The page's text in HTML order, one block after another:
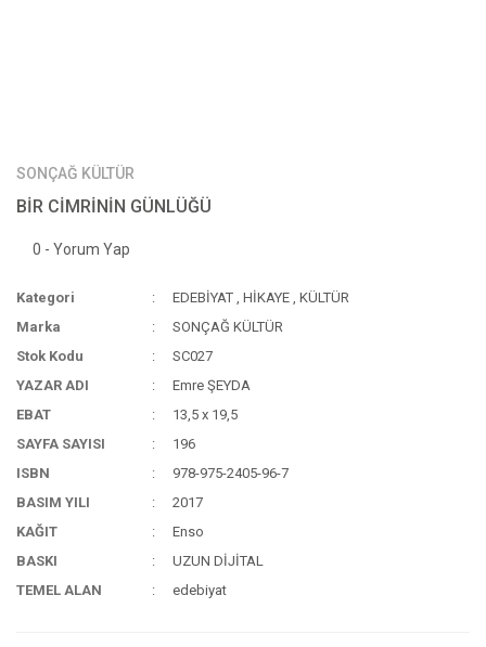
SONÇAĞ KÜLTÜR
BİR CİMRİNİN GÜNLÜĞÜ
0 - Yorum Yap
Kategori EDEBİYAT ,HİKAYE ,KÜLTÜR
Marka
SONÇAĞ KÜLTÜR
Stok Kodu
SC027
YAZAR ADI
Emre ŞEYDA
EBAT
13,5 x 19,5
SAYFA SAYISI
196
ISBN
978-975-2405-96-7
BASIM YILI
2017
KAĞIT
Enso
BASKI
UZUN DİJİTAL
TEMEL ALAN
edebiyat